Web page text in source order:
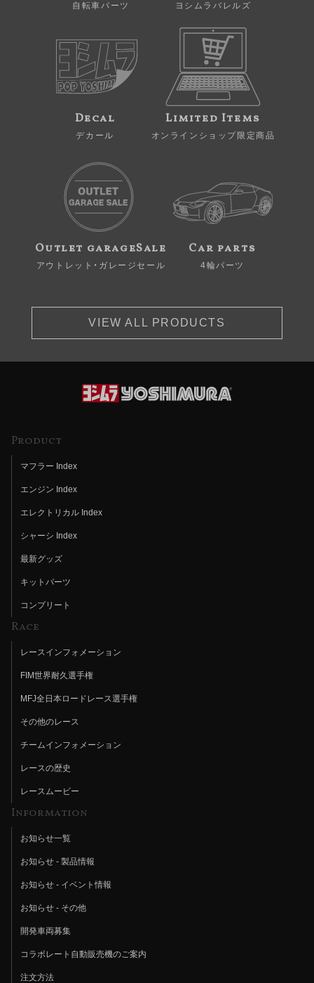
自転車パーツ ヨシムラバレルズ
Decal
デカール
Limited Items
オンラインショップ限定商品
Outlet garageSale
アウトレット・ガレージセール
Car parts
4輪パーツ
VIEW ALL PRODUCTS
Product
マフラー Index
エンジン Index
エレクトリカル Index
シャーシ Index
最新グッズ
キットパーツ
コンプリート
Race
レースインフォメーション
FIM世界耐久選手権
MFJ全日本ロードレース選手権
その他のレース
チームインフォメーション
レースの歴史
レースムービー
Information
お知らせ一覧
お知らせ - 製品情報
お知らせ - イベント情報
お知らせ - その他
開発車両募集
コラボレート自動販売機のご案内
注文方法